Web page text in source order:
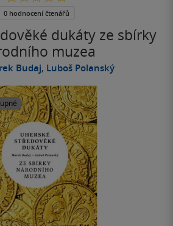
dukáty ze sbírky
muzea
Budaj, Luboš Polanský
5
0 hodnocení čtenářů